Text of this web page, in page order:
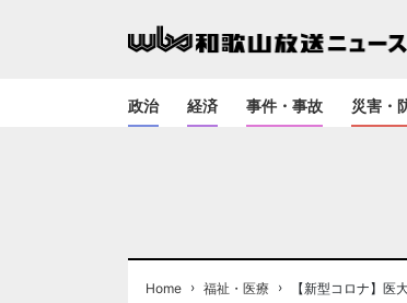
政治 経済 事件・事故 災害・
Home › 福祉・医療 › 【新型コロナ】医